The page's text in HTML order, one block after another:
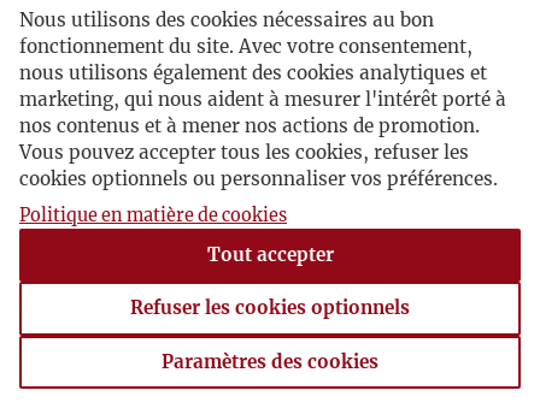
P
R
S
Ś
Nous utilisons des cookies nécessaires au bon
fonctionnement du site. Avec votre consentement,
nous utilisons également des cookies analytiques et
marketing, qui nous aident à mesurer l'intérêt porté à
nos contenus et à mener nos actions de promotion.
Vous pouvez accepter tous les cookies, refuser les
cookies optionnels ou personnaliser vos préférences.
Politique en matière de cookies
Tout accepter
Refuser les cookies optionnels
Paramètres des cookies
Paramètres des cookies